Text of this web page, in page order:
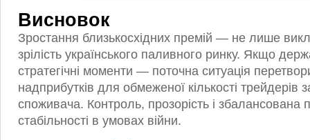
Висновок
Зростання близькосхідних премій — не лише
зрілість українського паливного ринку. Якщо
стратегічні моменти — поточна ситуація
надприбутків для обмеженої кількості трейдерів
споживача. Контроль, прозорість і
стабільності в умовах війни.